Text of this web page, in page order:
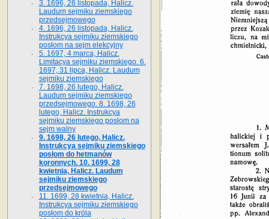
3. 1696, 26 listopada, Halicz.
Laudum sejmiku ziemskiego
przedsejmowego
4. 1696, 26 listopada, Halicz.
Instrukcya sejmiku ziemskiego
posłom na sejm elekcyjny
5. 1697, 4 marca, Halicz.
Limitacya sejmiku ziemskiego. 6.
1697, 31 lipca, Halicz. Laudum
sejmiku ziemskiego
7. 1698, 26 lutego, Halicz.
Laudum sejmiku ziemskiego
przedsejmowego. 8. 1698, 26
lutego, Halicz. Instrukcya
sejmiku ziemskiego posłom na
sejm walny
9. 1698, 26 lutego, Halicz.
Instrukcya sejmiku ziemskiego
posłom do hetmanów
koronnych. 10. 1699, 28
kwietnia, Halicz. Laudum
sejmiku ziemskiego
przedsejmowego
11. 1699, 28 kwietnia, Halicz.
Instrukcya sejmiku ziemskiego
posłom do króla